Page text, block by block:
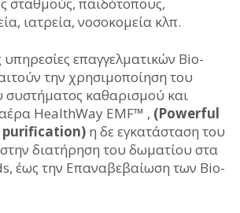
σταθμούς, παιδότοπους,
ιατρεία, νοσοκομεία κλπ.
επαγγελματικών Bio-
την χρησιμοποίηση του
καθαρισμού και
HealthWay EMF™ , (Powerful
purification) η δε εγκατάσταση του
διατήρηση του δωματίου στα
έως την Επαναβεβαίωση των Bio-